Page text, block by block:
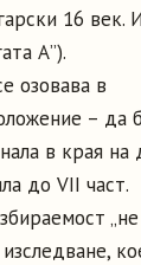
16 век.
А”).
озовава в
– да
в края
до VІІ част.